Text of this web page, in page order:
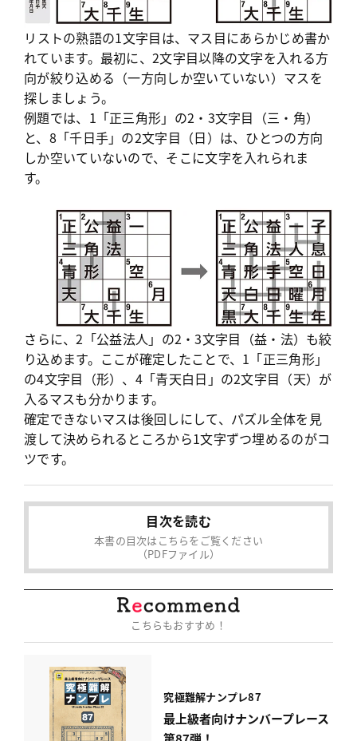
リストの熟語の1文字目は、マス目にあらかじめ書か
れています。最初に、2文字目以降の文字を入れる方
向が絞り込める（一方向しか空いていない）マスを
探しましょう。
例題では、1「正三角形」の2・3文字目（三・角）
と、8「千日手」の2文字目（日）は、ひとつの方向
しか空いていないので、そこに文字を入れられま
す。
さらに、2「公益法人」の2・3文字目（益・法）も絞
り込めます。ここが確定したことで、1「正三角形」
の4文字目（形）、4「青天白日」の2文字目（天）が
入るマスも分かります。
確定できないマスは後回しにして、パズル全体を見
渡して決められるところから1文字ずつ埋めるのがコ
ツです。
目次を読む
本書の目次はこちらをご覧ください
（PDFファイル）
こちらもおすすめ！
究極難解ナンプレ87
最上級者向けナンバープレース